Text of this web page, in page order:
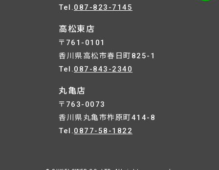
Tel.087-823-7145
高松東店
〒761-0101
香川県高松市春日町825-1
Tel.087-843-2340
丸亀店
〒763-0073
香川県丸亀市柞原町414-8
Tel.0877-58-1822